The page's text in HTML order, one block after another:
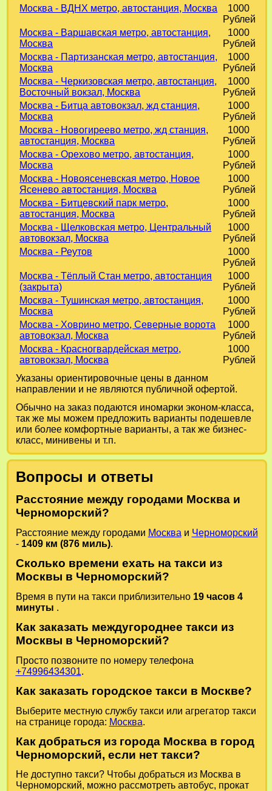
Москва - ВДНХ метро, автостанция, Москва
1000
Рублей
Москва - Варшавская метро, автостанция,
Москва
1000
Рублей
Москва - Партизанская метро, автостанция,
Москва
1000
Рублей
Москва - Черкизовская метро, автостанция,
Восточный вокзал, Москва
1000
Рублей
Москва - Битца автовокзал, жд станция,
Москва
1000
Рублей
Москва - Новогиреево метро, жд станция,
автостанция, Москва
1000
Рублей
Москва - Орехово метро, автостанция,
Москва
1000
Рублей
Москва - Новоясеневская метро, Новое
Ясенево автостанция, Москва
1000
Рублей
Москва - Битцевский парк метро,
автостанция, Москва
1000
Рублей
Москва - Щелковская метро, Центральный
автовокзал, Москва
1000
Рублей
Москва - Реутов
1000
Рублей
Москва - Тёплый Стан метро, автостанция
(закрыта)
1000
Рублей
Москва - Тушинская метро, автостанция,
Москва
1000
Рублей
Москва - Ховрино метро, Северные ворота
автовокзал, Москва
1000
Рублей
Москва - Красногвардейская метро,
автовокзал, Москва
1000
Рублей
Указаны ориентировочные цены в данном
направлении и не являются публичной офертой.
Обычно на заказ подаются иномарки эконом-класса,
так же мы можем предложить варианты подешевле
или более комфортные варианты, а так же бизнес-
класс, минивены и т.п.
Вопросы и ответы
Расстояние между городами Москва и
Черноморский?
Расстояние между городами Москва и Черноморский
- 1409 км (876 миль).
Сколько времени ехать на такси из
Москвы в Черноморский?
Время в пути на такси приблизительно 19 часов 4
минуты .
Как заказать междугороднее такси из
Москвы в Черноморский?
Просто позвоните по номеру телефона
+74996434301.
Как заказать городское такси в Москве?
Выберите местную службу такси или агрегатор такси
на странице города: Москва.
Как добраться из города Москва в город
Черноморский, если нет такси?
Не доступно такси? Чтобы добраться из Москва в
Черноморский, можно рассмотреть автобус, прокат